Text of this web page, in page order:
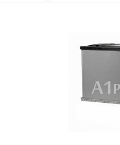
на ножках